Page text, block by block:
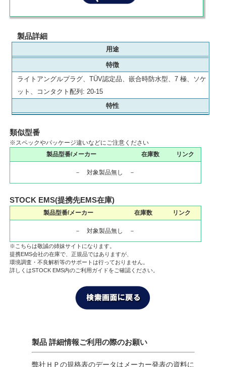
製品詳細
用途
特徴
ライトアングルプラグ、TÜV認定品、嵌合時防水型、7 極、ソケ
ット、コンタクト配列: 20-15
特性
類似型番
※スペックやパッケージ違いなどにご注意ください
製品型番/メーカー
在庫数 リンク
－ 対象製品無し －
STOCK EMS(提携先EMS在庫)
製品型番/メーカー 在庫数 リンク
－ 対象製品無し －
※こちらは敬誠の姉妹サイトになります。
提携EMS会社の在庫で、正規品ではありますが、
環境調査・不良解析等のサポートは行っておりません。
詳しくはSTOCK EMS内のご利用ガイドをご確認ください。
製品 詳細情報ご利用の際のお願い
弊社ＨＰの規格表のデータはメーカー発表の資料に